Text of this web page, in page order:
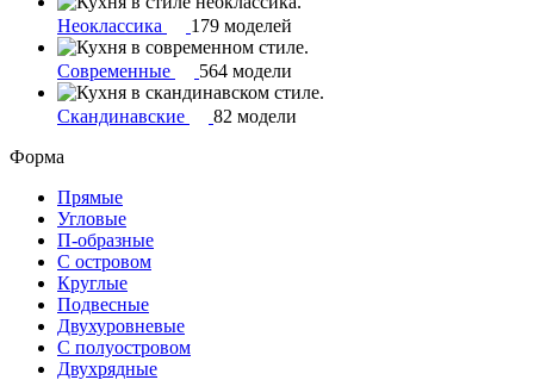
Неоклассика 179 моделей
Современные 564 модели
Скандинавские
82 модели
Форма
Прямые
Угловые
П-образные
С островом
Круглые
Подвесные
Двухуровневые
С полуостровом
Двухрядные